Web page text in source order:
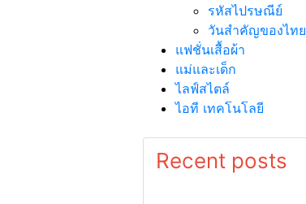
รหัสไปรษณีย์
วันสำคัญของไทย
แฟชั่นเสื้อผ้า
แม่และเด็ก
ไลฟ์สไตล์
ไอที เทคโนโลยี
Recent posts